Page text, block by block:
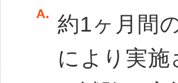
約1ヶ月間
により実